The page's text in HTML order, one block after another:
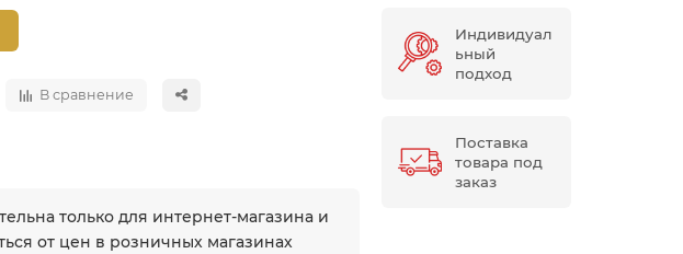
В сравнение
только для интернет-магазина и
от цен в розничных магазинах
Индивидуал
ьный
подход
Поставка
товара под
заказ